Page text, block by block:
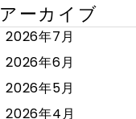
アーカイブ
2026年7月
2026年6月
2026年5月
2026年4月